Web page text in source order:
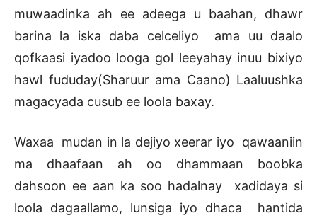
muwaadinka ah ee adeega u baahan, dhawr
barina la iska daba celceliyo ama uu daalo
qofkaasi iyadoo looga gol leeyahay inuu bixiyo
hawl fududay(Sharuur ama Caano) Laaluushka
magacyada cusub ee loola baxay.
Waxaa mudan in la dejiyo xeerar iyo qawaaniin
ma dhaafaan ah oo dhammaan boobka
dahsoon ee aan ka soo hadalnay xadidaya si
loola dagaallamo, lunsiga iyo dhaca hantida